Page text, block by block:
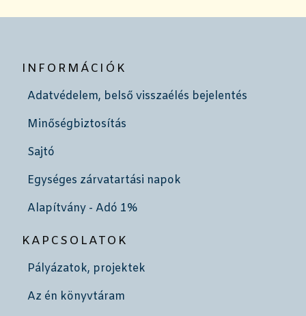
INFORMÁCIÓK
Adatvédelem, belső visszaélés bejelentés
Minőségbiztosítás
Sajtó
Egységes zárvatartási napok
Alapítvány - Adó 1%
KAPCSOLATOK
Pályázatok, projektek
Az én könyvtáram